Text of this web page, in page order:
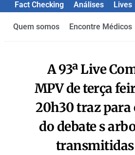
Fact Checking
Análises Lives
Quem somos Encontre Médicos
A 93ª Live
MPV de terça
20h30 traz para
do debate s